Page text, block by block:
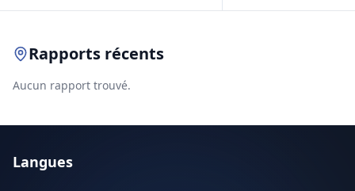
Rapports récents
Aucun rapport trouvé.
Langues